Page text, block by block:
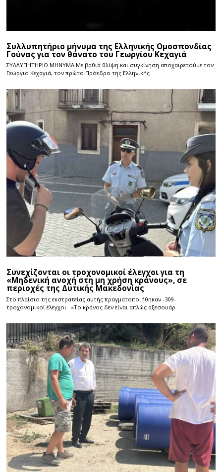
Συλλυπητήριο μήνυμα της Ελληνικής Ομοσπονδίας
Γούνας για τον θάνατο του Γεωργίου Κεχαγιά
ΣΥΛΛΥΠΗΤΗΡΙΟ ΜΗΝΥΜΑ Με βαθιά θλίψη και συγκίνηση αποχαιρετούμε τον
Γεώργιο Κεχαγιά, τον πρώτο Πρόεδρο της Ελληνικής
Συνεχίζονται οι τροχονομικοί έλεγχοι για τη
«Μηδενική ανοχή στη μη χρήση κράνους», σε
περιοχές της Δυτικής Μακεδονίας
Στο πλαίσιο της εκστρατείας αυτής πραγματοποιήθηκαν -309-
τροχονομικοί έλεγχοι «Το κράνος δεν είναι απλώς αξεσουάρ